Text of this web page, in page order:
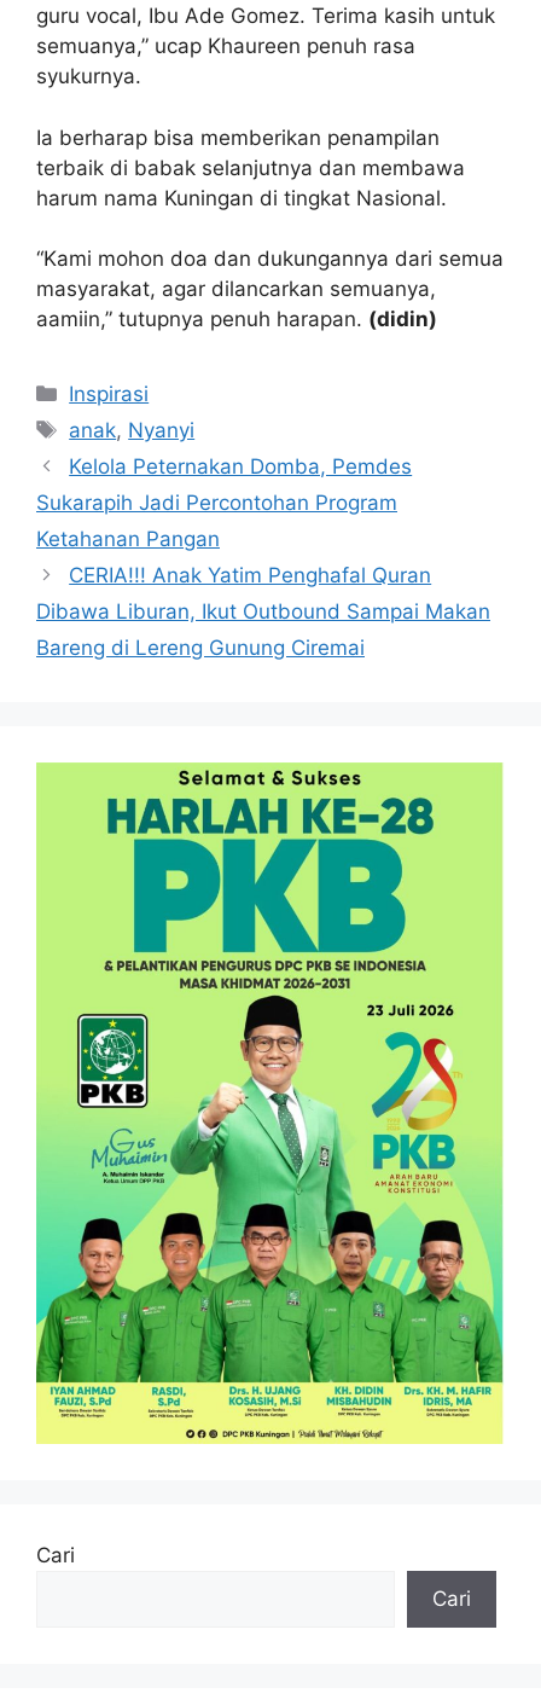
guru vocal, Ibu Ade Gomez. Terima kasih untuk
semuanya,” ucap Khaureen penuh rasa
syukurnya.
Ia berharap bisa memberikan penampilan
terbaik di babak selanjutnya dan membawa
harum nama Kuningan di tingkat Nasional.
“Kami mohon doa dan dukungannya dari semua
masyarakat, agar dilancarkan semuanya,
aamiin,” tutupnya penuh harapan. (didin)
Kategori
Inspirasi
Tag
anak, Nyanyi
Kelola Peternakan Domba, Pemdes
Sukarapih Jadi Percontohan Program
Ketahanan Pangan
CERIA!!! Anak Yatim Penghafal Quran
Dibawa Liburan, Ikut Outbound Sampai Makan
Bareng di Lereng Gunung Ciremai
Cari
Cari